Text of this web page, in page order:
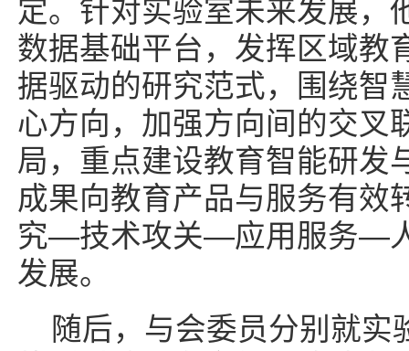
定。针对实验室未来发展，
数据基础平台，发挥区域教
据驱动的研究范式，围绕智
心方向，加强方向间的交叉
局，重点建设教育智能研发
成果向教育产品与服务有效
究—技术攻关—应用服务—
发展。
随后，与会委员分别就实